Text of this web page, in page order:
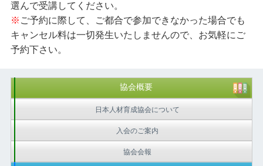
選んで受講してください。
※ ご予約に際して、ご都合で参加できなかった場合でも
キャンセル料は一切発生いたしませんので、お気軽にご
予約下さい。
協会概要
日本人材育成協会について
入会のご案内
協会会報